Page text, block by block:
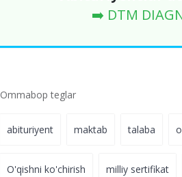
➡️ DTM
Ommabop teglar
abituriyent maktab talaba
O'qishni ko'chirish milliy sertifikat